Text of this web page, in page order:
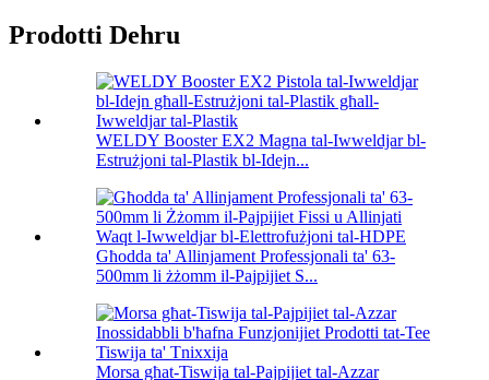
Prodotti Dehru
WELDY Booster EX2 Magna tal-Iwweldjar bl-
Estrużjoni tal-Plastik bl-Idejn...
Għodda ta' Allinjament Professjonali ta' 63-
500mm li żżomm il-Pajpijiet S...
Morsa għat-Tiswija tal-Pajpijiet tal-Azzar